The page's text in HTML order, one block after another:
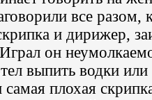
все
и дирижер,
он
выпить водки
самая плохая